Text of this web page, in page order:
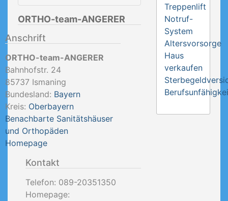
ORTHO-team-ANGERER
Anschrift
ORTHO-team-ANGERER
Bahnhofstr. 24
85737 Ismaning
Bundesland: Bayern
Kreis: Oberbayern
Benachbarte Sanitätshäuser
und Orthopäden
Homepage
Kontakt
Telefon: 089-20351350
Homepage:
Treppenlift
Notruf-
System
Altersvorsorge
Haus
verkaufen